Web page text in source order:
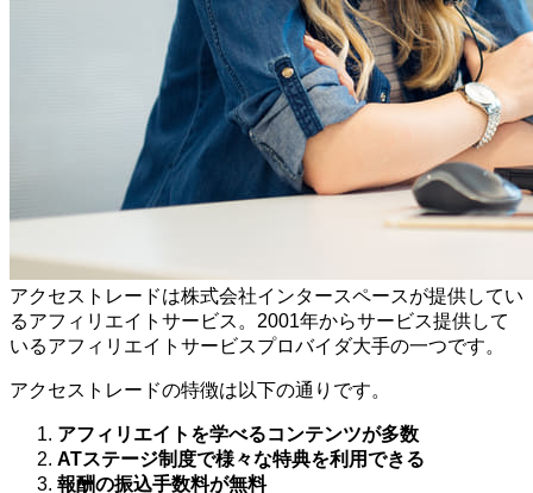
アクセストレードは株式会社インタースペースが提供してい
るアフィリエイトサービス。2001年からサービス提供して
いるアフィリエイトサービスプロバイダ大手の一つです。
アクセストレードの特徴は以下の通りです。
アフィリエイトを学べるコンテンツが多数
ATステージ制度で様々な特典を利用できる
報酬の振込手数料が無料